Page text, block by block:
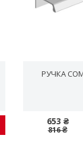
РУЧКА
653 ₴
816 ₴